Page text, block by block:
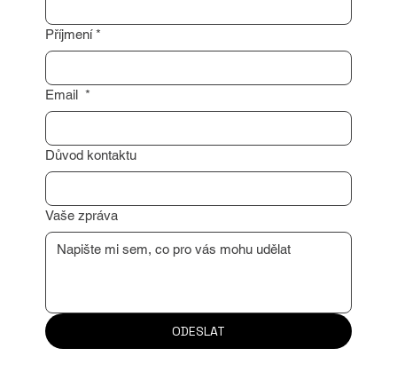
Příjmení *
Email *
Důvod kontaktu
Vaše zpráva
ODESLAT